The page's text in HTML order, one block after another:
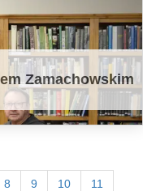
Zamachowskim
8 9 10 11